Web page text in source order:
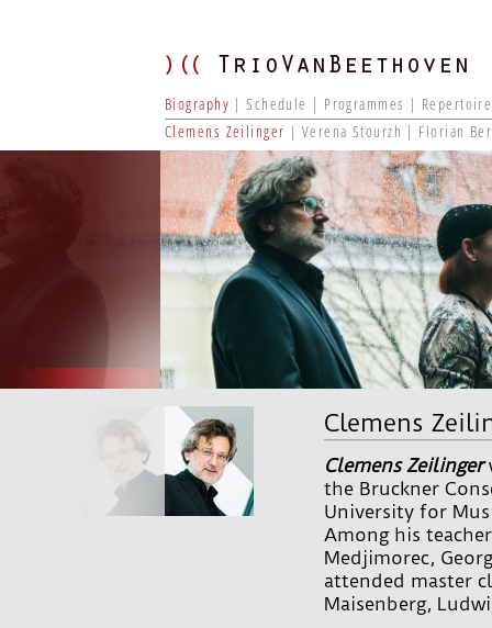
Biography
Clemens Zeilinger
Verena Stourzh Florian
Schedule Programmes Repertoire
Clemens
Clemens Zeilinger
the Bruckner
University for
Among his
Medjimorec,
attended master
Maisenberg,